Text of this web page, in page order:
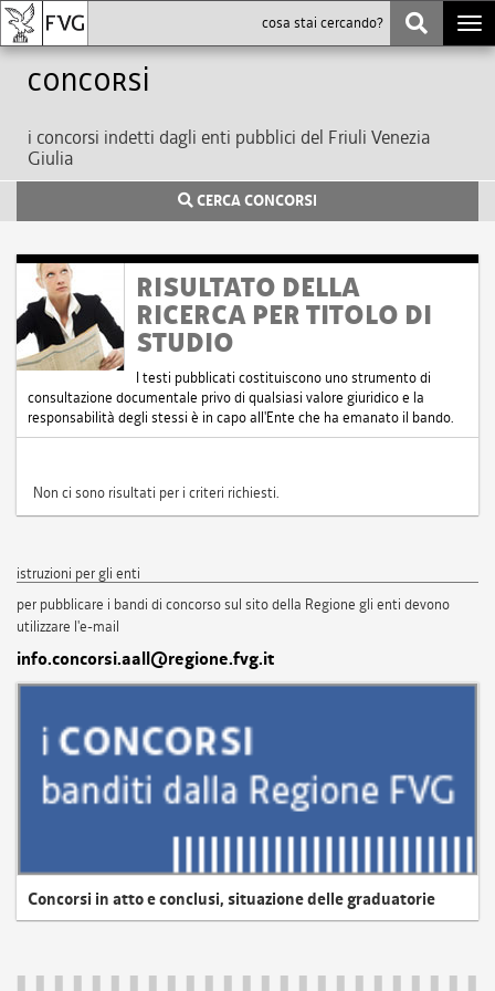
Concorsi
i concorsi indetti dagli enti pubblici del Friuli Venezia
Giulia
CERCA CONCORSI
RISULTATO DELLA
RICERCA PER TITOLO DI
STUDIO
I testi pubblicati costituiscono uno strumento di
consultazione documentale privo di qualsiasi valore giuridico e la
responsabilità degli stessi è in capo all'Ente che ha emanato il bando.
Non ci sono risultati per i criteri richiesti.
istruzioni per gli enti
per pubblicare i bandi di concorso sul sito della Regione gli enti devono
utilizzare l'e-mail
info.concorsi.aall@regione.fvg.it
Concorsi in atto e conclusi, situazione delle graduatorie